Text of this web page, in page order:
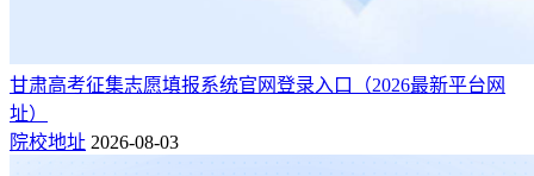
甘肃高考征集志愿填报系统官网登录入口（2026最新平台网
址）
院校地址 2026-08-03